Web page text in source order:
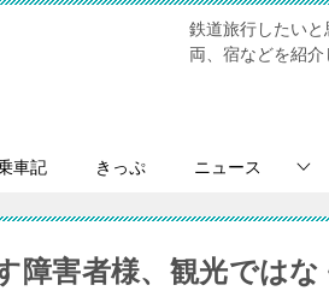
鉄道旅行したい
両、宿などを紹介
車記 きっぷ ニュース
障害者様、観光では